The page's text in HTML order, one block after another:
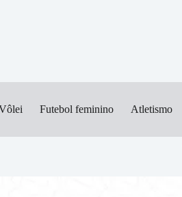
Futebol feminino Atletismo